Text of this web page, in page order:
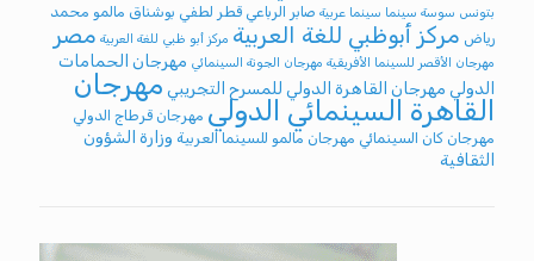
بتونس سوسة سينما سينما عربية صابر الرباعي قطر لطفي بوشناق مالمو محمد
رياض مركز أبوظبي للغة العربية مركز أبو ظبي للغة العربية مصر
مهرجان الأقصر للسينما الأفريقية مهرجان الجونة السينمائي مهرجان الحمامات
الدولي مهرجان القاهرة الدولي للمسرح التجريبي مهرجان
القاهرة السينمائي الدولي مهرجان قرطاج الدولي
مهرجان كان السينمائي مهرجان مالمو للسينما العربية وزارة الشؤون
الثقافية